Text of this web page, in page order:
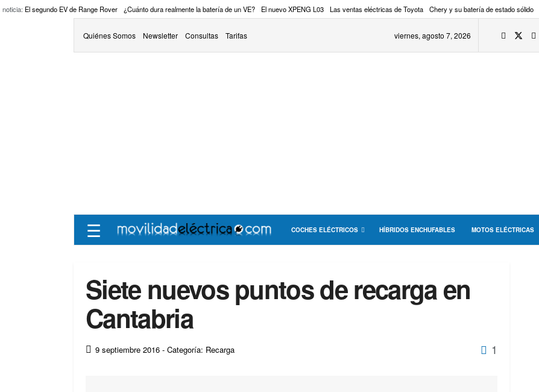
noticia: El segundo EV de Range Rover ¿Cuánto dura realmente la batería de un VE? El nuevo XPENG L03 Las ventas eléctricas de Toyota Chery y su batería de estado sólido
Quiénes Somos Newsletter Consultas Tarifas viernes, agosto 7, 2026
☰ COCHES ELÉCTRICOS HÍBRIDOS ENCHUFABLES MOTOS ELÉCTRICAS
Siete nuevos puntos de recarga en
Cantabria
9 septiembre 2016 - Categoría: Recarga 1